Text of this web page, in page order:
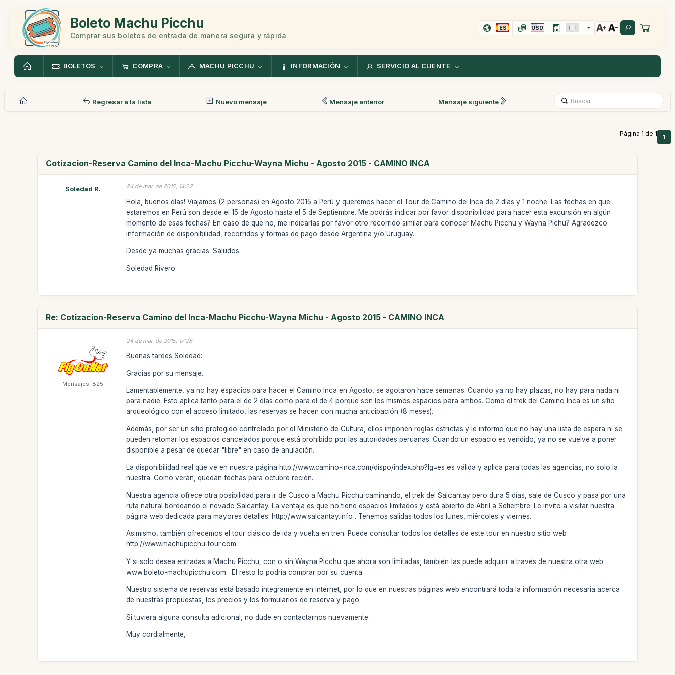
Boleto Machu Picchu
Comprar sus boletos de entrada de manera segura y rápida
ES USD
BOLETOS COMPRA MACHU PICCHU INFORMACIÓN SERVICIO AL CLIENTE
Regresar a la lista Nuevo mensaje Mensaje anterior Mensaje siguiente
Página 1 de 1 1
Cotizacion-Reserva Camino del Inca-Machu Picchu-Wayna Michu - Agosto 2015 - CAMINO INCA
Soledad R. 24 de mar. de 2015, 14:22
Hola, buenos días! Viajamos (2 personas) en Agosto 2015 a Perú y queremos hacer el Tour de Camino del Inca de 2 días y 1 noche. Las fechas en que
estaremos en Perú son desde el 15 de Agosto hasta el 5 de Septiembre. Me podrás indicar por favor disponibilidad para hacer esta excursión en algún
momento de esas fechas? En caso de que no, me indicarías por favor otro recorrido similar para conocer Machu Picchu y Wayna Pichu? Agradezco
información de disponibilidad, recorridos y formas de pago desde Argentina y/o Uruguay.
Desde ya muchas gracias. Saludos.
Soledad Rivero
Re: Cotizacion-Reserva Camino del Inca-Machu Picchu-Wayna Michu - Agosto 2015 - CAMINO INCA
Mensajes: 825
24 de mar. de 2015, 17:28
Buenas tardes Soledad:
Gracias por su mensaje.
Lamentablemente, ya no hay espacios para hacer el Camino Inca en Agosto, se agotaron hace semanas. Cuando ya no hay plazas, no hay para nada ni
para nadie. Esto aplica tanto para el de 2 días como para el de 4 porque son los mismos espacios para ambos. Como el trek del Camino Inca es un sitio
arqueológico con el acceso limitado, las reservas se hacen con mucha anticipación (8 meses).
Además, por ser un sitio protegido controlado por el Ministerio de Cultura, ellos imponen reglas estrictas y le informo que no hay una lista de espera ni se
pueden retomar los espacios cancelados porque está prohibido por las autoridades peruanas. Cuando un espacio es vendido, ya no se vuelve a poner
disponible a pesar de quedar "libre" en caso de anulación.
La disponibilidad real que ve en nuestra página http://www.camino-inca.com/dispo/index.php?lg=es es válida y aplica para todas las agencias, no solo la
nuestra. Como verán, quedan fechas para octubre recién.
Nuestra agencia ofrece otra posibilidad para ir de Cusco a Machu Picchu caminando, el trek del Salcantay pero dura 5 días, sale de Cusco y pasa por una
ruta natural bordeando el nevado Salcantay. La ventaja es que no tiene espacios limitados y está abierto de Abril a Setiembre. Le invito a visitar nuestra
página web dedicada para mayores detalles: http://www.salcantay.info . Tenemos salidas todos los lunes, miércoles y viernes.
Asimismo, también ofrecemos el tour clásico de ida y vuelta en tren. Puede consultar todos los detalles de este tour en nuestro sitio web
http://www.machupicchu-tour.com .
Y si solo desea entradas a Machu Picchu, con o sin Wayna Picchu que ahora son limitadas, también las puede adquirir a través de nuestra otra web
www.boleto-machupicchu.com . El resto lo podría comprar por su cuenta.
Nuestro sistema de reservas está basado íntegramente en internet, por lo que en nuestras páginas web encontrará toda la información necesaria acerca
de nuestras propuestas, los precios y los formularios de reserva y pago.
Si tuviera alguna consulta adicional, no dude en contactarnos nuevamente.
Muy cordialmente,